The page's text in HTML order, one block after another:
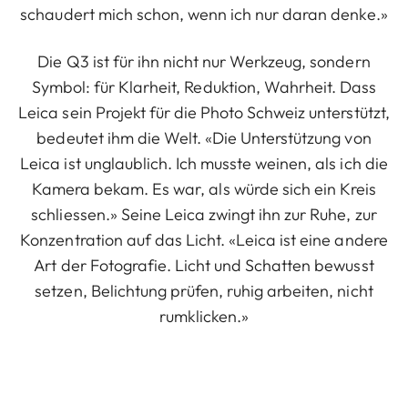
schaudert mich schon, wenn ich nur daran denke.»
Die Q3 ist für ihn nicht nur Werkzeug, sondern
Symbol: für Klarheit, Reduktion, Wahrheit. Dass
Leica sein Projekt für die Photo Schweiz unterstützt,
bedeutet ihm die Welt. «Die Unterstützung von
Leica ist unglaublich. Ich musste weinen, als ich die
Kamera bekam. Es war, als würde sich ein Kreis
schliessen.» Seine Leica zwingt ihn zur Ruhe, zur
Konzentration auf das Licht. «Leica ist eine andere
Art der Fotografie. Licht und Schatten bewusst
setzen, Belichtung prüfen, ruhig arbeiten, nicht
rumklicken.»